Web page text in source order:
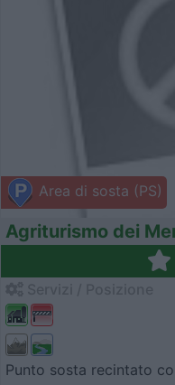
Area di sosta (PS)
Agriturismo dei
Punto sosta recintato